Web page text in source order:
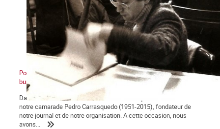
Pour Pedro. De l’OCI à La Commune : retour sur une expulsion
bureaucratique, première partie
Dans notre dernier numéro, nous avons évoqué la vie militante de
notre camarade Pedro Carrasquedo (1951-2015), fondateur de
notre journal et de notre organisation. A cette occasion, nous
avons...